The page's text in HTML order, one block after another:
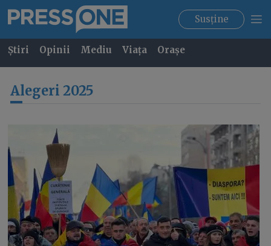
Susține
Știri Opinii Mediu Viața Orașe
Alegeri 2025